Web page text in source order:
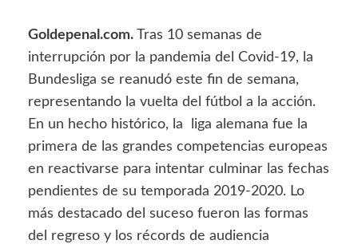
Goldepenal.com. Tras 10 semanas de
interrupción por la pandemia del Covid-19, la
Bundesliga se reanudó este fin de semana,
representando la vuelta del fútbol a la acción.
En un hecho histórico, la liga alemana fue la
primera de las grandes competencias europeas
en reactivarse para intentar culminar las fechas
pendientes de su temporada 2019-2020. Lo
más destacado del suceso fueron las formas
del regreso y los récords de audiencia